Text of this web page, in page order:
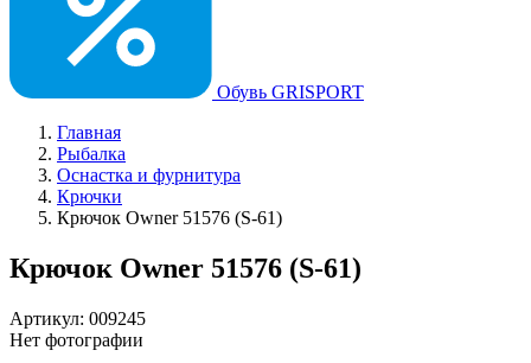
Обувь GRISPORT
Главная
Рыбалка
Оснастка и фурнитура
Крючки
Крючок Owner 51576 (S-61)
Крючок Owner 51576 (S-61)
Артикул: 009245
Нет фотографии